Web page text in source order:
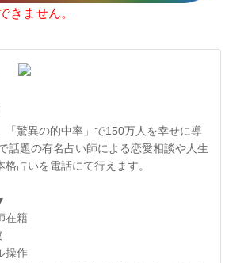
きません。
「驚異の的中率」で150万人を幸せに導
話題の有名占い師による恋愛相談や人生
占いを電話にて行えます。
在籍
操作